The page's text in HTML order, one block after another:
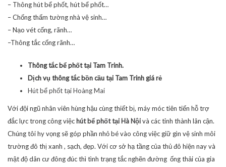
– Thông hút bể phốt, hút bể phốt…
– Chống thấm tường nhà vệ sinh…
– Nạo vét cống, rãnh…
–Thông tắc cống rãnh…
Thông tắc bể phốt tại Tam Trinh.
Dịch vụ thông tắc bồn cầu tại Tam Trinh giá rẻ
Hút bể phốt tại Hoàng Mai
Với đội ngũ nhân viên hùng hậu cùng thiết bị, máy móc tiên tiến hỗ trợ
đắc lực trong công việc hút bể phốt tại Hà Nộivà các tỉnh thành lân cận.
Chúng tôi hy vọng sẽ góp phần nhỏ bé vào công việc giữ gìn vệ sinh môi
trường đô thị xanh , sạch, đẹp. Với cơ sở hạ tầng của thủ đô hiện nay và
mật độ dân cư đông đúc thì tình trạng tắc nghẽn đường ống thải của gia